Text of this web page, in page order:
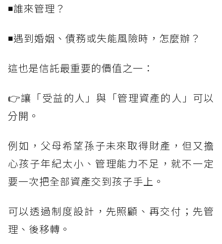
◾誰來管理？
◾遇到婚姻、債務或失能風險時，怎麼辦？
這也是信託最重要的價值之一：
👉讓「受益的人」與「管理資產的人」可以
分開。
例如，父母希望孫子未來取得財產，但又擔
心孩子年紀太小、管理能力不足，就不一定
要一次把全部資產交到孩子手上。
可以透過制度設計，先照顧、再交付；先管
理、後移轉。